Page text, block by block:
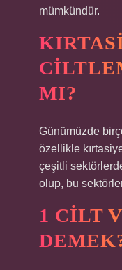
mümkündür.
MI?
Günümüzde
özellikle
çeşitli
olup, bu
1 CILT